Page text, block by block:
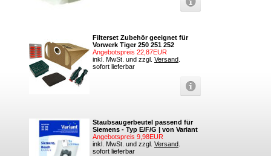
Filterset Zubehör geeignet für
Vorwerk Tiger 250 251 252
Angebotspreis 22,87EUR
inkl. MwSt. und zzgl. Versand
sofort lieferbar
Staubsaugerbeutel passend für
Siemens - Typ E/F/G | von Variant
Angebotspreis 9,98EUR
inkl. MwSt. und zzgl. Versand
sofort lieferbar